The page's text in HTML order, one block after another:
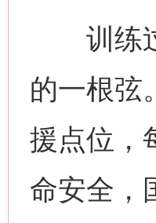
训练过
的一根弦
援点位，
命安全，